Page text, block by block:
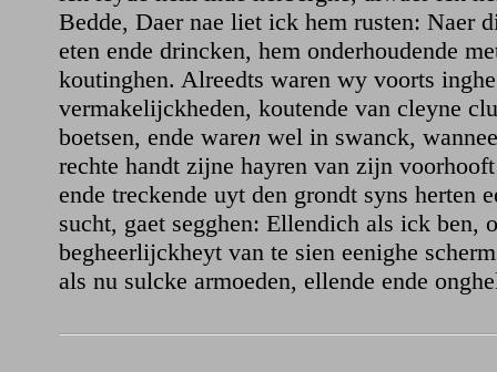
Bedde, Daer nae liet ick hem rusten: Naer
eten ende drincken, hem onderhoudende
koutinghen. Alreedts waren wy voorts
vermakelijckheden, koutende van cleyne
boetsen, ende waren wel in swanck,
rechte handt zijne hayren van zijn
ende treckende uyt den grondt syns herten
sucht, gaet segghen: Ellendich als ick ben,
begheerlijckheyt van te sien eenighe
als nu sulcke armoeden, ellende ende